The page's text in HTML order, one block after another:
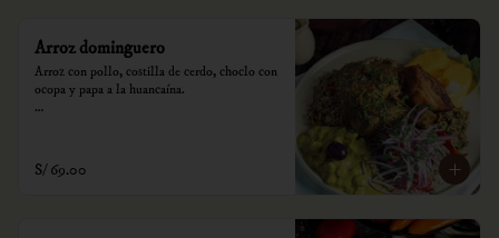
Arroz dominguero
Arroz con pollo, costilla de cerdo, choclo con
ocopa y papa a la huancaína.
consumo.
S/ 69.00